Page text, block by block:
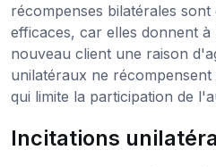
récompenses bilatérales
efficaces, car elles donnent
nouveau client une raison
unilatéraux ne
qui limite la participation de
Incitations